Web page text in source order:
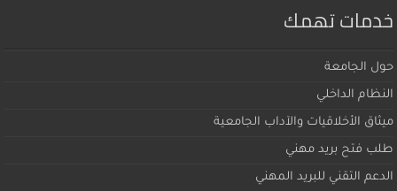
خدمات تهمك
حول الجامعة
النظام الداخلي
ميثاق اﻷخلاقيات والآداب الجامعية
طلب فتح بريد مهني
الدعم التقني للبريد المهني